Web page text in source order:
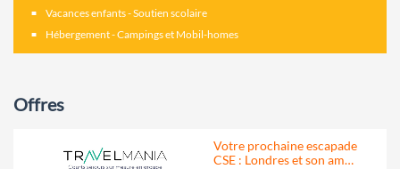
Vacances enfants - Soutien scolaire
Hébergement - Campings et Mobil-homes
Offres
Votre prochaine escapade
CSE : Londres et son am…